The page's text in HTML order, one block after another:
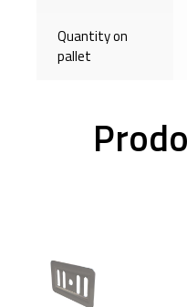
Quantity on
pallet